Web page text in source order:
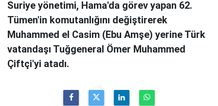
Suriye yönetimi, Hama'da görev yapan 62.
Tümen'in komutanlığını değiştirerek
Muhammed el Casim (Ebu Amşe) yerine Türk
vatandaşı Tuğgeneral Ömer Muhammed
Çiftçi'yi atadı.